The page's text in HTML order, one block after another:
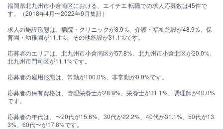
福岡県北九州市小倉南区における、エイチエ 転職での求人応募数は45件で
す。（2018年4月〜2022年9月集計）
求人の施設形態は、病院・クリニックが8.9%、介護・福祉施設が48.9%、保
育園・幼稚園が11.1%、その他施設が31.1%です。
応募者のエリアは、北九州市小倉南区が57.8%、北九州市小倉北区が20.0%、
北九州市門司区が11.1%です。
応募者の雇用形態は、常勤が100.0%、非常勤が0.0%です。
応募者の保有資格は、管理栄養士が28.9%、栄養士が31.1%、調理師が40.0%
です。
応募者の年代は、〜20代が15.6%、30代が22.2%、40代が31.1%、50代が13.
3%、60代〜が17.8%です。